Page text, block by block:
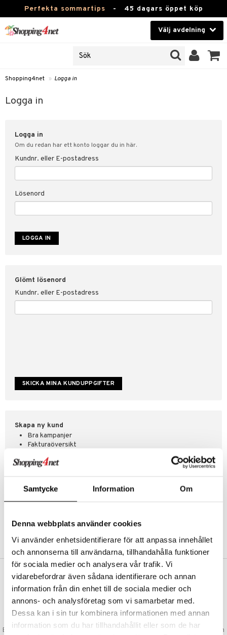
Samtycke Information Om
Denna webbplats använder cookies
Vi använder enhetsidentifierare för att anpassa innehållet
och annonserna till användarna, tillhandahålla funktioner
för sociala medier och analysera vår trafik. Vi
vidarebefordrar även sådana identifierare och annan
information från din enhet till de sociala medier och
annons- och analysföretag som vi samarbetar med.
Dessa kan i sin tur kombinera informationen med annan
information som du har tillhandahållit eller som de har
Perfekta sommartips - 45 dagars öppet köp
Välj avdelning
Kontaktlinser
Hälsokost
Fitness
Hem & Inredning
Leksaker, Barn & Baby
Varumärken
Shopping4net » Logga in
Logga in
Logga in
Om du redan har ett konto loggar du in här.
Kundnr. eller E-postadress
Lösenord
Glömt lösenord
Kundnr. eller E-postadress
Skapa ny kund
Bra kampanjer
Fakturaöversikt
Abonnemang
Önskelistor
SKAPA KUND
svar
för Shopping4net
VAD KOSTAR FRAKTEN?
Vi erbjuder fri frakt från 350 kr. Vår gräns för fraktfri leverans bestäms
utifån vilken avdelning du handlar från. Läs mer här »
SNABBA LEVERANSER
Beställningar lagda före 14:00 (gäller varor i lager) skickas normalt ut från